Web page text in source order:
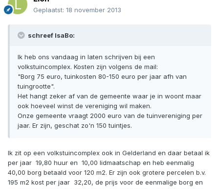
Geplaatst: 18 november 2013
schreef IsaBo:
Ik heb ons vandaag in laten schrijven bij een
volkstuincomplex. Kosten zijn volgens de mail:
"Borg 75 euro, tuinkosten 80-150 euro per jaar afh van
tuingrootte".
Het hangt zeker af van de gemeente waar je in woont maar
ook hoeveel winst de vereniging wil maken.
Onze gemeente vraagt 2000 euro van de tuinvereniging per
jaar. Er zijn, geschat zo'n 150 tuintjes.
Ik zit op een volkstuincomplex ook in Gelderland en daar betaal ik
per jaar  19,80 huur en  10,00 lidmaatschap en heb eenmalig 
40,00 borg betaald voor 120 m2. Er zijn ook grotere percelen b.v.
195 m2 kost per jaar  32,20, de prijs voor de eenmalige borg en